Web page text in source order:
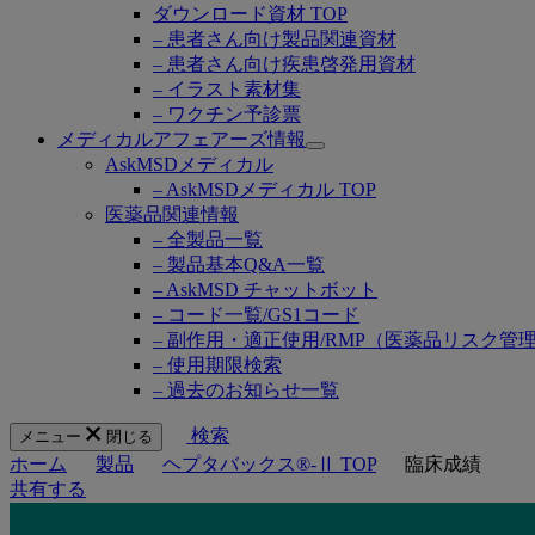
ダウンロード資材 TOP
– 患者さん向け製品関連資材
– 患者さん向け疾患啓発用資材
– イラスト素材集
– ワクチン予診票
メディカルアフェアーズ情報
Open
AskMSDメディカル
– AskMSDメディカル TOP
医薬品関連情報
– 全製品一覧
– 製品基本Q&A一覧
– AskMSD チャットボット
– コード一覧/GS1コード
– 副作用・適正使用/RMP（医薬品リスク管
– 使用期限検索
– 過去のお知らせ一覧
メニュー 閉じる
検索
ホーム
製品 ヘプタバックス®-Ⅱ TOP
臨床成績
共有する